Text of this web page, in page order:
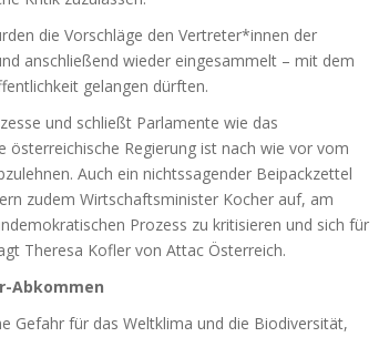
die Vorschläge den Vertreter*innen der
anschließend wieder eingesammelt – mit dem
gelangen dürften.
und schließt Parlamente wie das
österreichische Regierung ist nach wie vor vom
Auch ein nichtssagender Beipackzettel
zudem Wirtschaftsminister Kocher auf, am
Prozess zu kritisieren und sich für
Theresa Kofler von Attac Österreich.
Abkommen
Gefahr für das Weltklima und die Biodiversität,